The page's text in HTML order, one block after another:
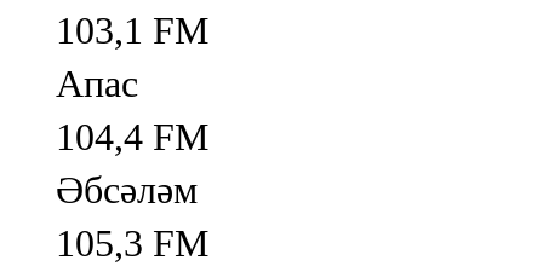
103,1 FM
Апас
104,4 FM
Әбсәләм
105,3 FM